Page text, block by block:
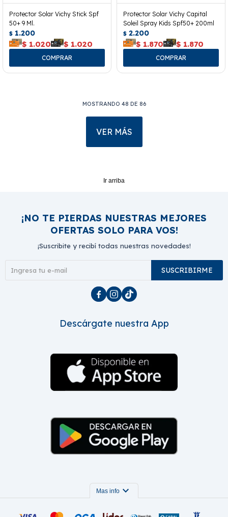
Protector Solar Vichy Stick Spf
50+ 9 Ml.
$ 1.200
$ 1.020 $ 1.020
Protector Solar Vichy Capital
Soleil Spray Kids Spf50+ 200ml
$ 2.200
$ 1.870 $ 1.870
MOSTRANDO 48 DE 86
VER MÁS
Ir arriba
¡NO TE PIERDAS NUESTRAS MEJORES
OFERTAS SOLO PARA VOS!
¡Suscribite y recibí todas nuestras novedades!
SUSCRIBIRME
  
Descárgate nuestra App
Mas info expand_more